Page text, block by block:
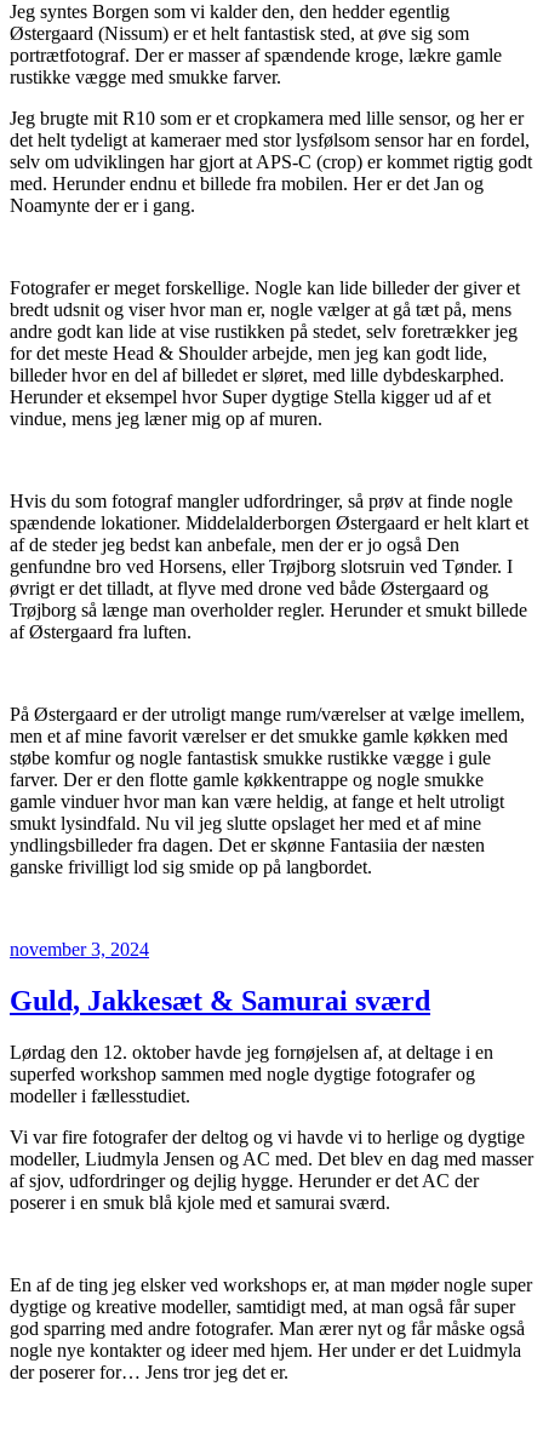
Jeg syntes Borgen som vi kalder den, den hedder egentlig
Østergaard (Nissum) er et helt fantastisk sted, at øve sig som
portrætfotograf. Der er masser af spændende kroge, lækre gamle
rustikke vægge med smukke farver.
Jeg brugte mit R10 som er et cropkamera med lille sensor, og her er
det helt tydeligt at kameraer med stor lysfølsom sensor har en fordel,
selv om udviklingen har gjort at APS-C (crop) er kommet rigtig godt
med. Herunder endnu et billede fra mobilen. Her er det Jan og
Noamynte der er i gang.
Fotografer er meget forskellige. Nogle kan lide billeder der giver et
bredt udsnit og viser hvor man er, nogle vælger at gå tæt på, mens
andre godt kan lide at vise rustikken på stedet, selv foretrækker jeg
for det meste Head & Shoulder arbejde, men jeg kan godt lide,
billeder hvor en del af billedet er sløret, med lille dybdeskarphed.
Herunder et eksempel hvor Super dygtige Stella kigger ud af et
vindue, mens jeg læner mig op af muren.
Hvis du som fotograf mangler udfordringer, så prøv at finde nogle
spændende lokationer. Middelalderborgen Østergaard er helt klart et
af de steder jeg bedst kan anbefale, men der er jo også Den
genfundne bro ved Horsens, eller Trøjborg slotsruin ved Tønder. I
øvrigt er det tilladt, at flyve med drone ved både Østergaard og
Trøjborg så længe man overholder regler. Herunder et smukt billede
af Østergaard fra luften.
På Østergaard er der utroligt mange rum/værelser at vælge imellem,
men et af mine favorit værelser er det smukke gamle køkken med
støbe komfur og nogle fantastisk smukke rustikke vægge i gule
farver. Der er den flotte gamle køkkentrappe og nogle smukke
gamle vinduer hvor man kan være heldig, at fange et helt utroligt
smukt lysindfald. Nu vil jeg slutte opslaget her med et af mine
yndlingsbilleder fra dagen. Det er skønne Fantasiia der næsten
ganske frivilligt lod sig smide op på langbordet.
Udgivet
november 3, 2024
Guld, Jakkesæt & Samurai sværd
Lørdag den 12. oktober havde jeg fornøjelsen af, at deltage i en
superfed workshop sammen med nogle dygtige fotografer og
modeller i fællesstudiet.
Vi var fire fotografer der deltog og vi havde vi to herlige og dygtige
modeller, Liudmyla Jensen og AC med. Det blev en dag med masser
af sjov, udfordringer og dejlig hygge. Herunder er det AC der
poserer i en smuk blå kjole med et samurai sværd.
En af de ting jeg elsker ved workshops er, at man møder nogle super
dygtige og kreative modeller, samtidigt med, at man også får super
god sparring med andre fotografer. Man ærer nyt og får måske også
nogle nye kontakter og ideer med hjem. Her under er det Luidmyla
der poserer for… Jens tror jeg det er.